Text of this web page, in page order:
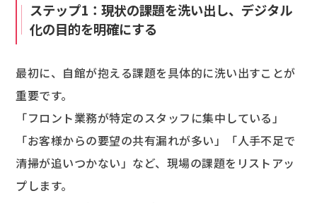
ステップ1：現状の課題を洗い出し、デジタル
化の目的を明確にする
最初に、自館が抱える課題を具体的に洗い出すことが
重要です。
「フロント業務が特定のスタッフに集中している」
「お客様からの要望の共有漏れが多い」「人手不足で
清掃が追いつかない」など、現場の課題をリストアッ
プします。